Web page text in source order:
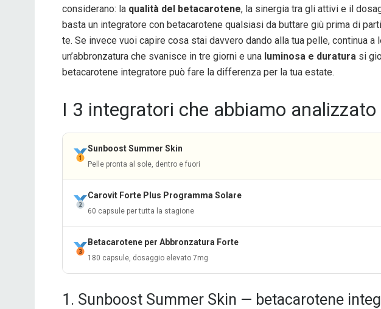
considerano: la qualità del betacarotene, la sinergia tra gli attivi e il
basta un integratore con betacarotene qualsiasi da buttare giù prima di
te. Se invece vuoi capire cosa stai davvero dando alla tua pelle, continua
un’abbronzatura che svanisce in tre giorni e una luminosa e duratura si
betacarotene integratore può fare la differenza per la tua estate.
I 3 integratori che abbiamo analizzato
Sunboost Summer Skin
Pelle pronta al sole, dentro e fuori
Carovit Forte Plus Programma Solare
60 capsule per tutta la stagione
Betacarotene per Abbronzatura Forte
180 capsule, dosaggio elevato 7mg
1. Sunboost Summer Skin — betacarotene